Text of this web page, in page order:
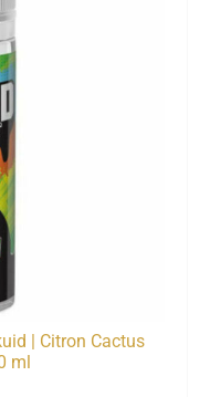
| Citron Cactus
ml